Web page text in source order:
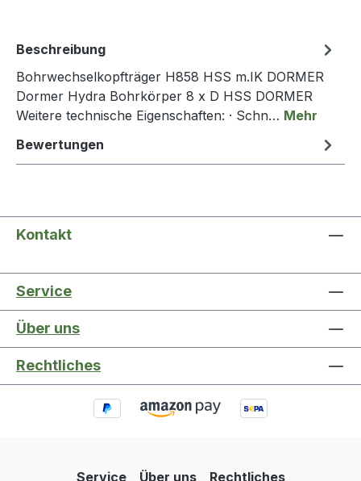
Beschreibung
Bohrwechselkopfträger H858 HSS m.IK DORMER
Dormer Hydra Bohrkörper 8 x D HSS DORMER
Weitere technische Eigenschaften: · Schn… Mehr
Bewertungen
Kontakt
Service
Über uns
Rechtliches
Service Über uns Rechtliches